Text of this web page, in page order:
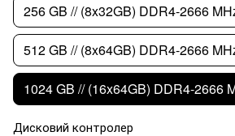
256 GB // (8x32GB) DDR4-2666
512 GB // (8x64GB) DDR4-2666
1024 GB // (16x64GB) DDR4-2666
Дисковий контролер